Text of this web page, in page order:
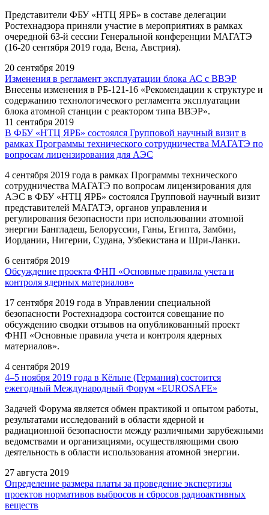
Представители ФБУ «НТЦ ЯРБ» в составе делегации
Ростехнадзора приняли участие в мероприятиях в рамках
очередной 63-й сессии Генеральной конференции МАГАТЭ
(16-20 сентября 2019 года, Вена, Австрия).
20 сентября 2019
Изменения в регламент эксплуатации блока АС с ВВЭР
Внесены изменения в РБ-121-16 «Рекомендации к структуре и
содержанию технологического регламента эксплуатации
блока атомной станции с реактором типа ВВЭР».
11 сентября 2019
В ФБУ «НТЦ ЯРБ» состоялся Групповой научный визит в
рамках Программы технического сотрудничества МАГАТЭ по
вопросам лицензирования для АЭС
4 сентября 2019 года в рамках Программы технического
сотрудничества МАГАТЭ по вопросам лицензирования для
АЭС в ФБУ «НТЦ ЯРБ» состоялся Групповой научный визит
представителей МАГАТЭ, органов управления и
регулирования безопасности при использовании атомной
энергии Бангладеш, Белоруссии, Ганы, Египта, Замбии,
Иордании, Нигерии, Судана, Узбекистана и Шри-Ланки.
6 сентября 2019
Обсуждение проекта ФНП «Основные правила учета и
контроля ядерных материалов»
17 сентября 2019 года в Управлении специальной
безопасности Ростехнадзора состоится совещание по
обсуждению сводки отзывов на опубликованный проект
ФНП «Основные правила учета и контроля ядерных
материалов».
4 сентября 2019
4–5 ноября 2019 года в Кёльне (Германия) состоится
ежегодный Международный Форум «EUROSAFE»
Задачей Форума является обмен практикой и опытом работы,
результатами исследований в области ядерной и
радиационной безопасности между различными зарубежными
ведомствами и организациями, осуществляющими свою
деятельность в области использования атомной энергии.
27 августа 2019
Определение размера платы за проведение экспертизы
проектов нормативов выбросов и сбросов радиоактивных
веществ